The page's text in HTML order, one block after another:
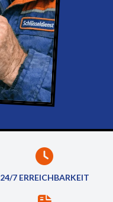
24/7 ERREICHBARKEIT